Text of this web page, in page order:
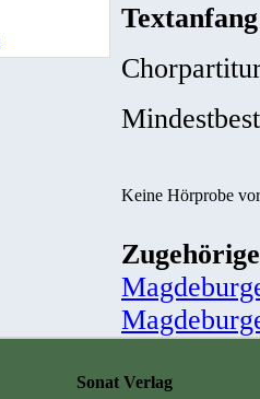
Keine Hörprobe
Sonat Verlag